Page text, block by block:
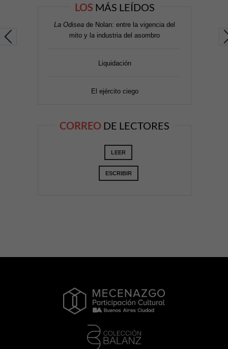
LOS MÁS LEÍDOS
La Odisea de Nolan: entre la vigencia del
mito y la industria del asombro
Liquidación
El ejército ciego
CORREO DE LECTORES
LEER
ESCRIBIR